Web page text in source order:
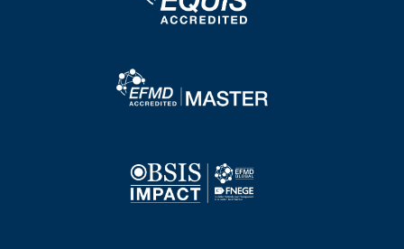
Image
Image